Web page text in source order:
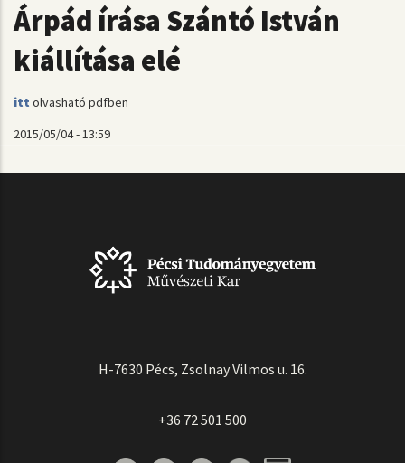
Árpád írása Szántó István
kiállítása elé
itt olvasható pdfben
2015/05/04 - 13:59
H-7630 Pécs, Zsolnay Vilmos u. 16.
+36 72 501 500